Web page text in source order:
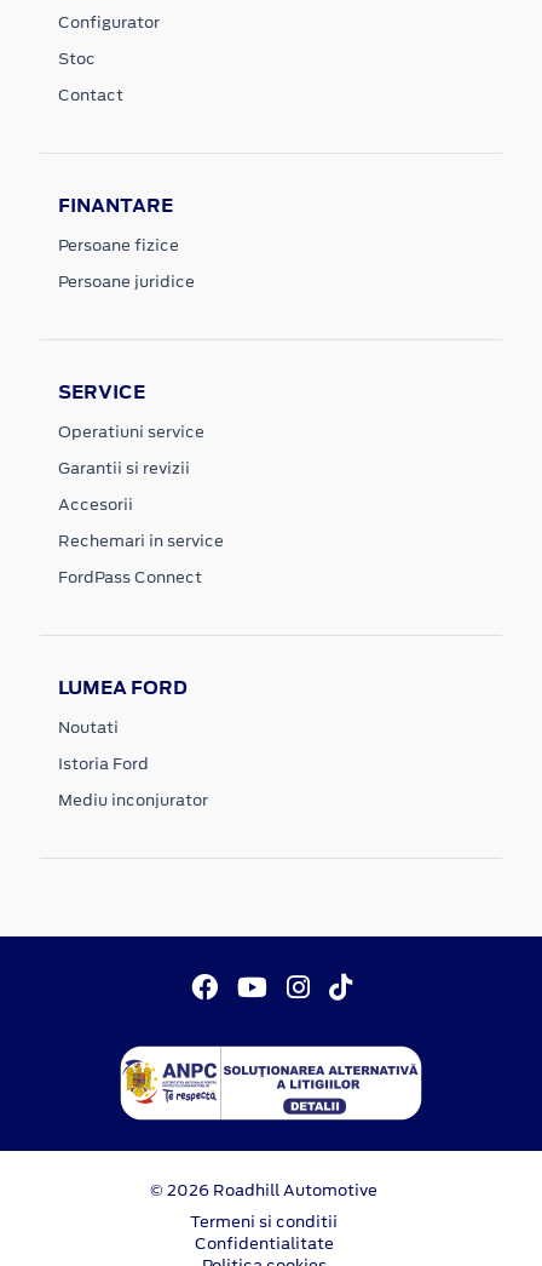
Configurator
Stoc
Contact
FINANTARE
Persoane fizice
Persoane juridice
SERVICE
Operatiuni service
Garantii si revizii
Accesorii
Rechemari in service
FordPass Connect
LUMEA FORD
Noutati
Istoria Ford
Mediu inconjurator
© 2026 Roadhill Automotive
Termeni si conditii
Confidentialitate